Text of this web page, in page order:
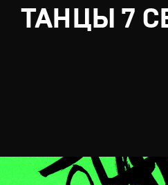
ТАНЦЫ 7